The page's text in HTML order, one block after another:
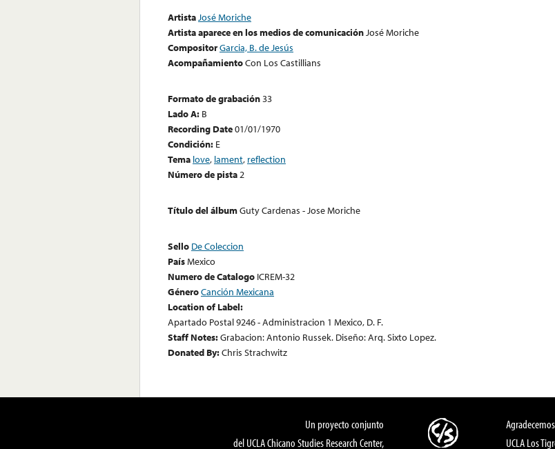
ArtistaJosé Moriche
Artista aparece en los medios de comunicaciónJosé Moriche
CompositorGarcia, B. de Jesús
AcompañamientoCon Los Castillians
Formato de grabación33
Lado A: B
Recording Date01/01/1970
Condición: E
Tema love, lament, reflection
Número de pista2
Título del álbumGuty Cardenas - Jose Moriche
Sello De Coleccion
PaísMexico
Numero de Catalogo ICREM-32
GéneroCanción Mexicana
Location of Label:
Apartado Postal 9246 - Administracion 1 Mexico, D. F.
Staff Notes:Grabacion: Antonio Russek. Diseño: Arq. Sixto Lopez.
Donated By:Chris Strachwitz
Un proyecto conjunto
del UCLA Chicano Studies Research Center,
UCLA Los